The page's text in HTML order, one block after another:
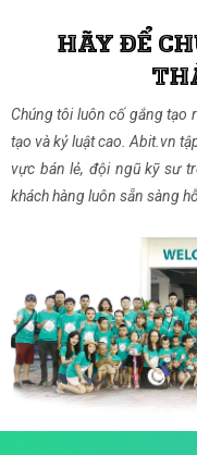
HÃY ĐỂ
Chúng tôi luôn cố gắng tạo
tạo và kỷ luật cao. Abit.vn
vực bán lẻ, đội ngũ kỹ sư
khách hàng luôn sẵn sàng